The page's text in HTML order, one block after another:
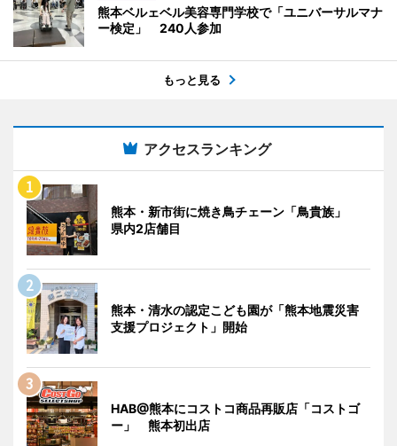
熊本ベルェベル美容専門学校で「ユニバーサルマナ
ー検定」 240人参加
もっと見る
アクセスランキング
熊本・新市街に焼き鳥チェーン「鳥貴族」
県内2店舗目
熊本・清水の認定こども園が「熊本地震災害
支援プロジェクト」開始
HAB@熊本にコストコ商品再販店「コストゴ
ー」 熊本初出店